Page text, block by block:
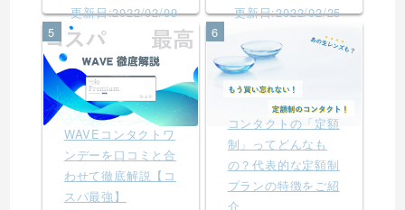
更新日:2022/02/09
更新日:2022/02/25
5
WAVEコンタクトワ
ンデーを口コミと合
わせて徹底解説【コ
スパ最強】
6
コンタクトの「定額
制」ってどんなも
の？代表的な定額制
プランの特徴をご紹
介